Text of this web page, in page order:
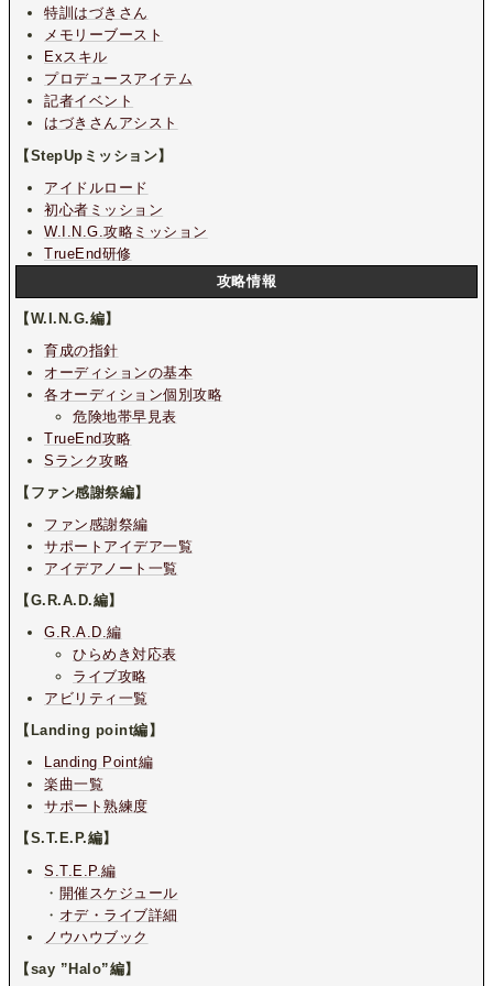
特訓はづきさん
メモリーブースト
Exスキル
プロデュースアイテム
記者イベント
はづきさんアシスト
【StepUpミッション】
アイドルロード
初心者ミッション
W.I.N.G.攻略ミッション
TrueEnd研修
攻略情報
【W.I.N.G.編】
育成の指針
オーディションの基本
各オーディション個別攻略
危険地帯早見表
TrueEnd攻略
Sランク攻略
【ファン感謝祭編】
ファン感謝祭編
サポートアイデア一覧
アイデアノート一覧
【G.R.A.D.編】
G.R.A.D.編
ひらめき対応表
ライブ攻略
アビリティ一覧
【Landing point編】
Landing Point編
楽曲一覧
サポート熟練度
【S.T.E.P.編】
S.T.E.P.編
・ 開催スケジュール
・ オデ・ライブ詳細
ノウハウブック
【say ”Halo”編】